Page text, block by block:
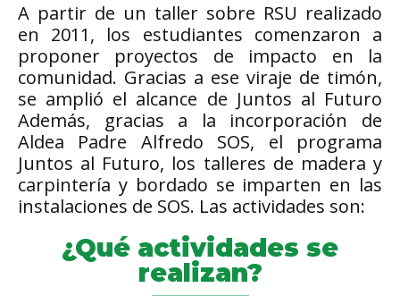
A partir de un taller sobre RSU realizado
en 2011, los estudiantes comenzaron a
proponer proyectos de impacto en la
comunidad. Gracias a ese viraje de timón,
se amplió el alcance de Juntos al Futuro
Además, gracias a la incorporación de
Aldea Padre Alfredo SOS, el programa
Juntos al Futuro, los talleres de madera y
carpintería y bordado se imparten en las
instalaciones de SOS. Las actividades son:
¿Qué actividades se
realizan?